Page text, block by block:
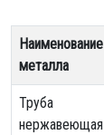
Наименование
металла
Труба
нержавеющая